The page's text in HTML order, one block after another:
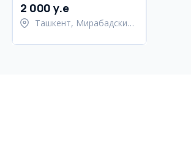
2 000 y.e
Ташкент, Мирабадский